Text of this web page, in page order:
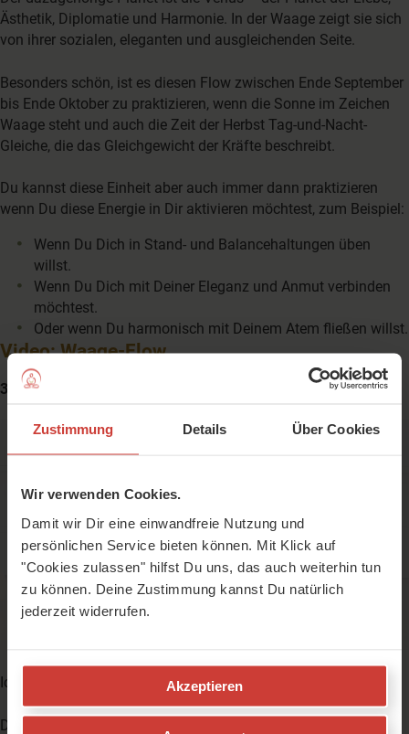
Zustimmung Details Über Cookies
Wir verwenden Cookies.
Damit wir Dir eine einwandfreie Nutzung und
persönlichen Service bieten können. Mit Klick auf
"Cookies zulassen" hilfst Du uns, das auch weiterhin tun
zu können. Deine Zustimmung kannst Du natürlich
jederzeit widerrufen.
Akzeptieren
Ästhetik, Diplomatie und Harmonie. In der Waage zeigt sie sich
von ihrer sozialen, eleganten und ausgleichenden Seite.
Besonders schön, ist es diesen Flow zwischen Ende September
bis Ende Oktober zu praktizieren, wenn die Sonne im Zeichen
Waage steht und auch die Zeit der Herbst Tag-und-Nacht-
Gleiche, die das Gleichgewicht der Kräfte beschreibt.
Du kannst diese Einheit aber auch immer dann praktizieren
wenn Du diese Energie in Dir aktivieren möchtest, zum Beispiel:
Wenn Du Dich in Stand- und Balancehaltungen üben
willst.
Wenn Du Dich mit Deiner Eleganz und Anmut verbinden
möchtest.
Oder wenn Du harmonisch mit Deinem Atem fließen willst.
Video: Waage-Flow
38 Minuten, Schwitzfaktor: 60
ausrollst, bitte Anmelden oder
Kostenlos registrieren
Ich wünsche Dir viel Balance und Harmonie,
Deine Alin